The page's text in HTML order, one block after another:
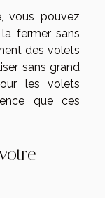
vous pouvez
fermer sans
des volets
sans grand
les volets
que ces